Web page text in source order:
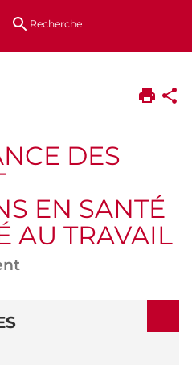
au
directsRecherche
DES
EN SANTÉ
AU TRAVAIL